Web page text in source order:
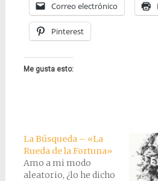
Correo electrónico
Pinterest
Me gusta esto:
La Búsqueda – «La
Rueda de la Fortuna»
Amo a mi modo
aleatorio, ¿lo he dicho